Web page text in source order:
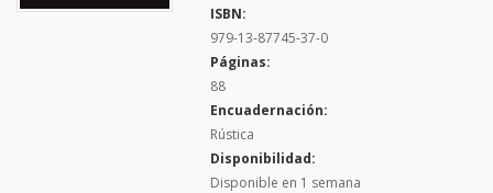
ISBN:
979-13-87745-37-0
Páginas:
88
Encuadernación:
Rústica
Disponibilidad:
Disponible en 1 semana